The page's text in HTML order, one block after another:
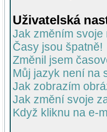
Uživatelská
Jak změním svoje
Časy jsou špatně!
Změnil jsem
Můj jazyk není na
Jak zobrazím
Jak změní svoje
Když kliknu na e-